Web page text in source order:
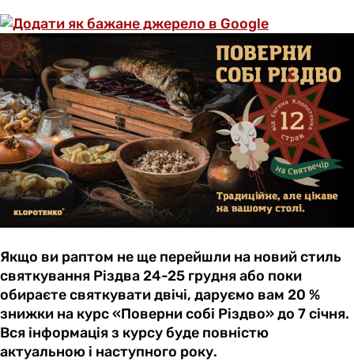
Якщо ви раптом не ще перейшли на новий стиль
святкування Різдва 24-25 грудня або поки
обираєте святкувати двічі, даруємо вам 20 %
знижки на курс «Поверни собі Різдво» до 7 січня.
Вся інформація з курсу буде повністю
актуальною і наступного року.